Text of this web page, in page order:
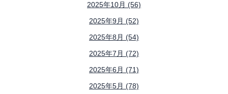
2025年10月 (56)
2025年9月 (52)
2025年8月 (54)
2025年7月 (72)
2025年6月 (71)
2025年5月 (78)